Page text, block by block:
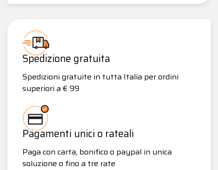
Spedizione gratuita
Spedizioni gratuite in tutta Italia per ordini
superiori a € 99
Pagamenti unici o rateali
Paga con carta, bonifico o paypal in unica
soluzione o fino a tre rate